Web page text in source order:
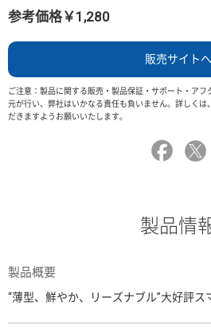
参考価格￥1,280
販売サイトへ
ご注意：製品に関する販売・製品保証・サポート・ア
元が行い、弊社はいかなる責任も負いません。詳しくは
だきますようお願いいたします。
製品情
製品概要
“薄型、鮮やか、リーズナブル”大好評ス